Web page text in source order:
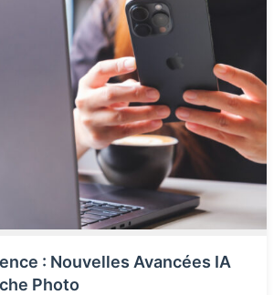
: Nouvelles Avancées IA
Photo